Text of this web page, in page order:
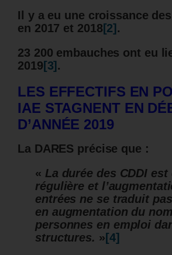
Il y a eu une croissance
en 2017 et 2018 [2] .
23 200 embauches ont eu
2019 [3] .
LES EFFECTIFS EN
IAE STAGNENT EN
D’ANNÉE 2019
La DARES précise que :
« La durée des CDDI est
régulière et
entrées ne se traduit
en augmentation du
personnes en emploi
structures. » [4]